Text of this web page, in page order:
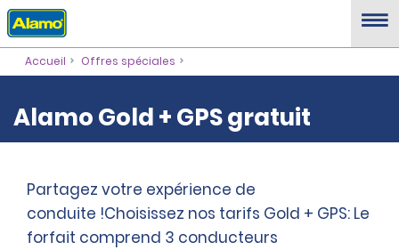
Accueil Offres spéciales
Alamo Gold + GPS gratuit
Partagez votre expérience de
conduite !Choisissez nos tarifs Gold + GPS: Le
forfait comprend 3 conducteurs